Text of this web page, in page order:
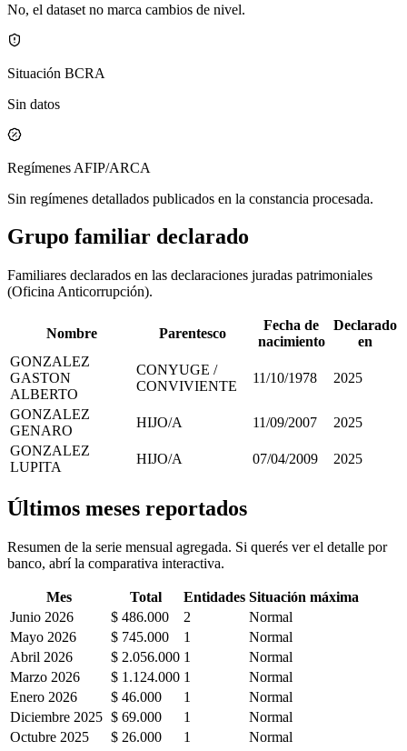
No, el dataset no marca cambios de nivel.
Situación BCRA
Sin datos
Regímenes AFIP/ARCA
Sin regímenes detallados publicados en la constancia procesada.
Grupo familiar declarado
Familiares declarados en las declaraciones juradas patrimoniales
(Oficina Anticorrupción).
Nombre Parentesco
Fecha de
nacimiento
Declarado
en
GONZALEZ
GASTON
ALBERTO
CONYUGE /
CONVIVIENTE
11/10/1978 2025
GONZALEZ
GENARO
HIJO/A 11/09/2007
2025
GONZALEZ
LUPITA
HIJO/A 07/04/2009 2025
Últimos meses reportados
Resumen de la serie mensual agregada. Si querés ver el detalle por
banco, abrí la comparativa interactiva.
Mes Total Entidades Situación máxima
Junio 2026
$ 486.000 2
Normal
Mayo 2026
$ 745.000 1
Normal
Abril 2026
$ 2.056.000 1
Normal
Marzo 2026
$ 1.124.000 1
Normal
Enero 2026
$ 46.000 1
Normal
Diciembre 2025 $ 69.000 1
Normal
Octubre 2025
$ 26.000 1
Normal